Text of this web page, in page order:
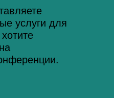
услуги для